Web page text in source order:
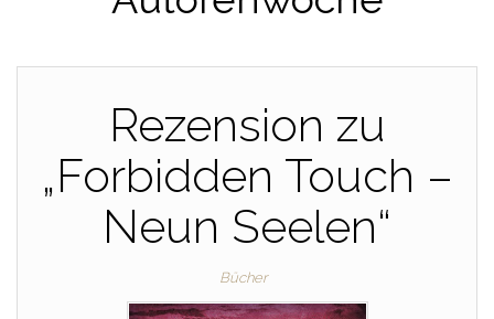
Rezension zu
„Forbidden Touch –
Neun Seelen“
Bücher